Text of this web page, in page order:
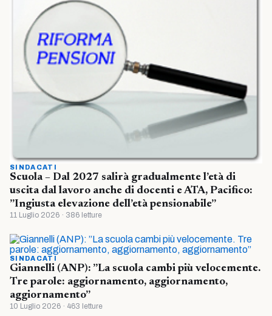
SINDACATI
Scuola – Dal 2027 salirà gradualmente l’età di
uscita dal lavoro anche di docenti e ATA, Pacifico:
”Ingiusta elevazione dell’età pensionabile”
11 Luglio 2026 · 386 letture
SINDACATI
Giannelli (ANP): ”La scuola cambi più velocemente.
Tre parole: aggiornamento, aggiornamento,
aggiornamento”
10 Luglio 2026 · 463 letture